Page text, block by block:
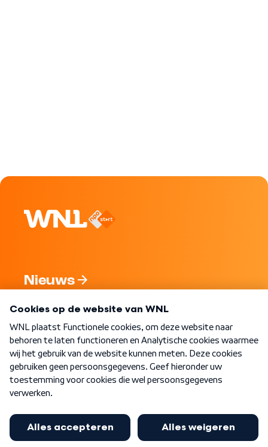
Nieuws
Nieuwsbrief
Word Lid